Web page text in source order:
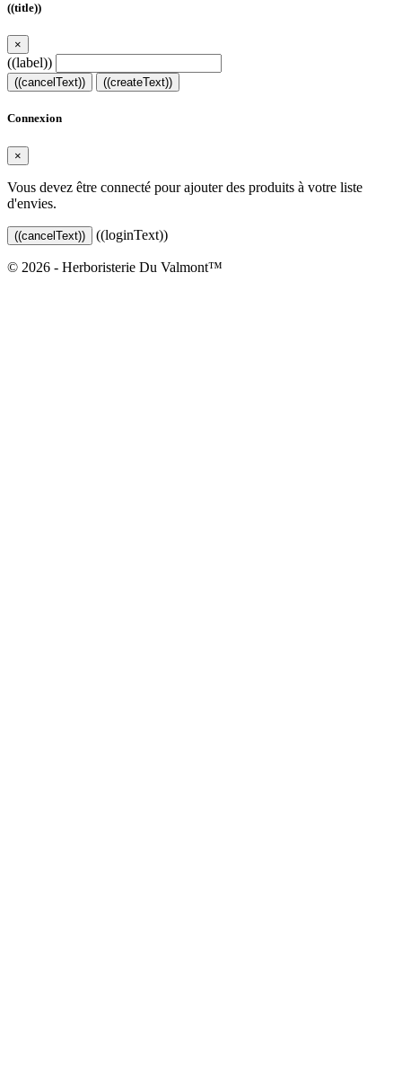
((title))
×
((label))
((cancelText)) ((createText))
Connexion
×
Vous devez être connecté pour ajouter des produits à votre liste
d'envies.
((cancelText)) ((loginText))
© 2026 - Herboristerie Du Valmont™